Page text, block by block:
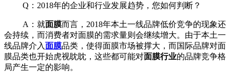
Q：2018年的企业和行业发展趋势，您如何判断？
A：就面膜而言，2018年本土一线品牌低价竞争的现象还
会持续，而消费者对面膜的需求量则会继续增大。由于本土一
线品牌介入面膜品类，使得面膜市场被撑大，而国际品牌对面
膜品类也开始虎视眈眈，这些都可能对面膜行业的品牌竞争格
局产生一定的影响。